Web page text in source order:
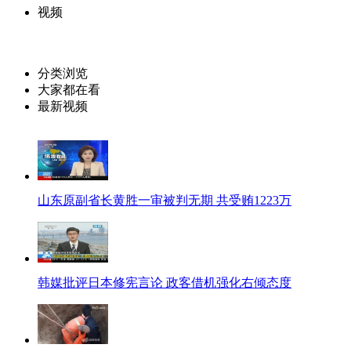
视频
分类浏览
大家都在看
最新视频
山东原副省长黄胜一审被判无期 共受贿1223万
韩媒批评日本修宪言论 政客借机强化右倾态度